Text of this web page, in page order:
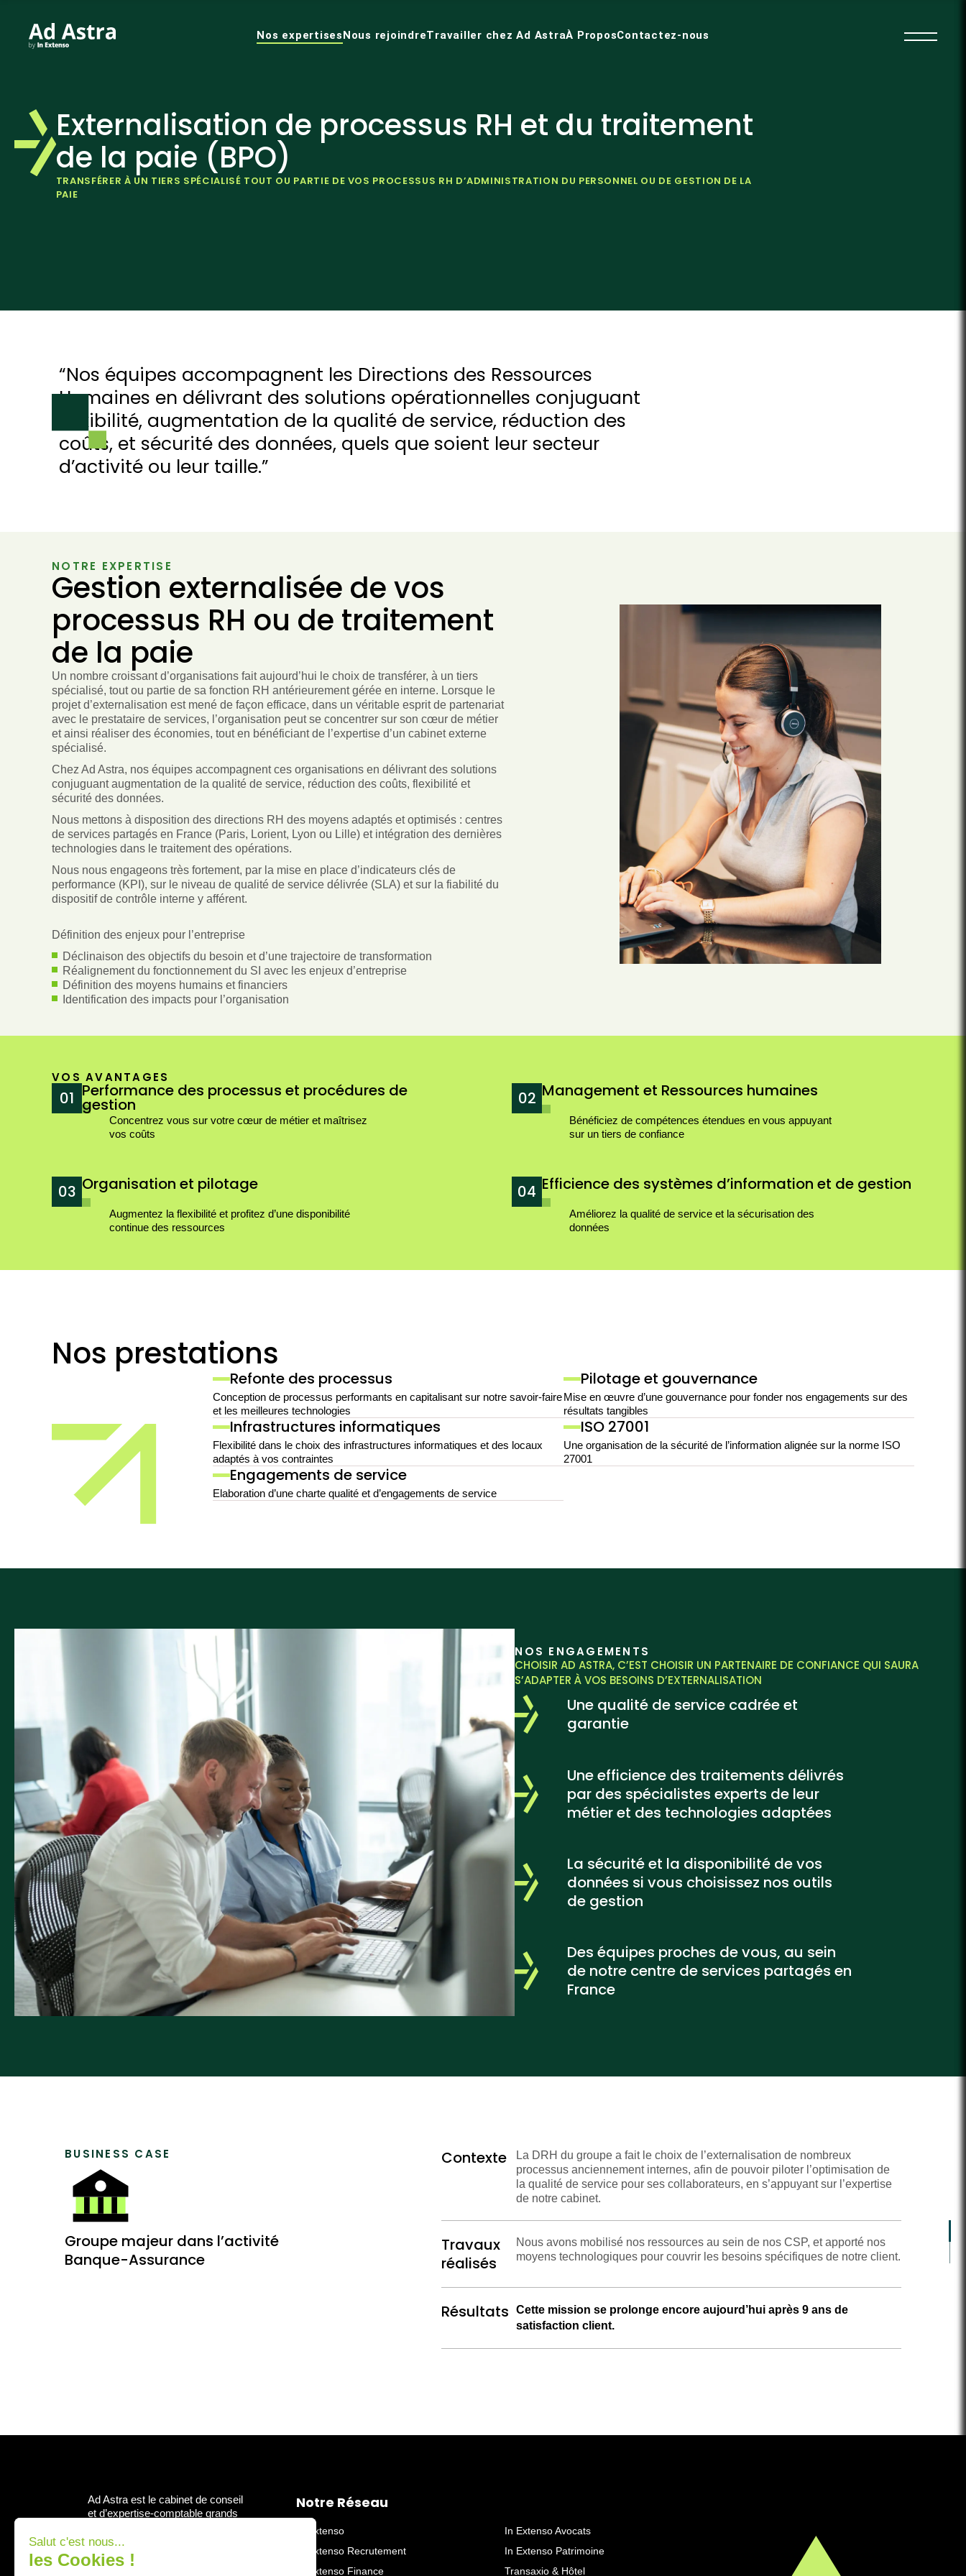
Nos expertisesNous rejoindreTravailler chez Ad AstraÀ ProposContactez-nous
Externalisation de processus RH et du traitement
de la paie (BPO)
TRANSFÉRER À UN TIERS SPÉCIALISÉ TOUT OU PARTIE DE VOS PROCESSUS RH D’ADMINISTRATION DU PERSONNEL OU DE GESTION DE LA
PAIE
“Nos équipes accompagnent les Directions des Ressources
Humaines en délivrant des solutions opérationnelles conjuguant
flexibilité, augmentation de la qualité de service, réduction des
coûts, et sécurité des données, quels que soient leur secteur
d’activité ou leur taille.”
NOTRE EXPERTISE
Gestion externalisée de vos
processus RH ou de traitement
de la paie
Un nombre croissant d’organisations fait aujourd’hui le choix de transférer, à un tiers
spécialisé, tout ou partie de sa fonction RH antérieurement gérée en interne. Lorsque le
projet d’externalisation est mené de façon efficace, dans un véritable esprit de partenariat
avec le prestataire de services, l’organisation peut se concentrer sur son cœur de métier
et ainsi réaliser des économies, tout en bénéficiant de l’expertise d’un cabinet externe
spécialisé.
Chez Ad Astra, nos équipes accompagnent ces organisations en délivrant des solutions
conjuguant augmentation de la qualité de service, réduction des coûts, flexibilité et
sécurité des données.
Nous mettons à disposition des directions RH des moyens adaptés et optimisés : centres
de services partagés en France (Paris, Lorient, Lyon ou Lille) et intégration des dernières
technologies dans le traitement des opérations.
Nous nous engageons très fortement, par la mise en place d’indicateurs clés de
performance (KPI), sur le niveau de qualité de service délivrée (SLA) et sur la fiabilité du
dispositif de contrôle interne y afférent.
Définition des enjeux pour l’entreprise
Déclinaison des objectifs du besoin et d’une trajectoire de transformation
Réalignement du fonctionnement du SI avec les enjeux d’entreprise
Définition des moyens humains et financiers
Identification des impacts pour l’organisation
VOS AVANTAGES
01 Performance des processus et procédures de
gestion
Concentrez vous sur votre cœur de métier et maîtrisez
vos coûts
02 Management et Ressources humaines
Bénéficiez de compétences étendues en vous appuyant
sur un tiers de confiance
03 Organisation et pilotage
Augmentez la flexibilité et profitez d’une disponibilité
continue des ressources
04 Efficience des systèmes d’information et de gestion
Améliorez la qualité de service et la sécurisation des
données
Nos prestations
Refonte des processus
Conception de processus performants en capitalisant sur notre savoir-faire
et les meilleures technologies
Infrastructures informatiques
Flexibilité dans le choix des infrastructures informatiques et des locaux
adaptés à vos contraintes
Engagements de service
Elaboration d’une charte qualité et d’engagements de service
Pilotage et gouvernance
Mise en œuvre d’une gouvernance pour fonder nos engagements sur des
résultats tangibles
ISO 27001
Une organisation de la sécurité de l’information alignée sur la norme ISO
27001
NOS ENGAGEMENTS
CHOISIR AD ASTRA, C’EST CHOISIR UN PARTENAIRE DE CONFIANCE QUI SAURA
S’ADAPTER À VOS BESOINS D’EXTERNALISATION
Une qualité de service cadrée et
garantie
Une efficience des traitements délivrés
par des spécialistes experts de leur
métier et des technologies adaptées
La sécurité et la disponibilité de vos
données si vous choisissez nos outils
de gestion
Des équipes proches de vous, au sein
de notre centre de services partagés en
France
BUSINESS CASE
Groupe majeur dans l’activité
Banque-Assurance
Contexte
La DRH du groupe a fait le choix de l’externalisation de nombreux
processus anciennement internes, afin de pouvoir piloter l’optimisation de
la qualité de service pour ses collaborateurs, en s’appuyant sur l’expertise
de notre cabinet.
Travaux
réalisés
Nous avons mobilisé nos ressources au sein de nos CSP, et apporté nos
moyens technologiques pour couvrir les besoins spécifiques de notre client.
Résultats
Cette mission se prolonge encore aujourd’hui après 9 ans de
satisfaction client.
ses règlementations
Ad Astra est le cabinet de conseil
et d’expertise-comptable grands
Nous accompagnons les grandes
entreprises, structures cotées et
ETI, sur des problématiques
Notre Réseau
In Extenso
In Extenso Recrutement
In Extenso Finance
In Extenso Avocats
In Extenso Patrimoine
Transaxio & Hôtel